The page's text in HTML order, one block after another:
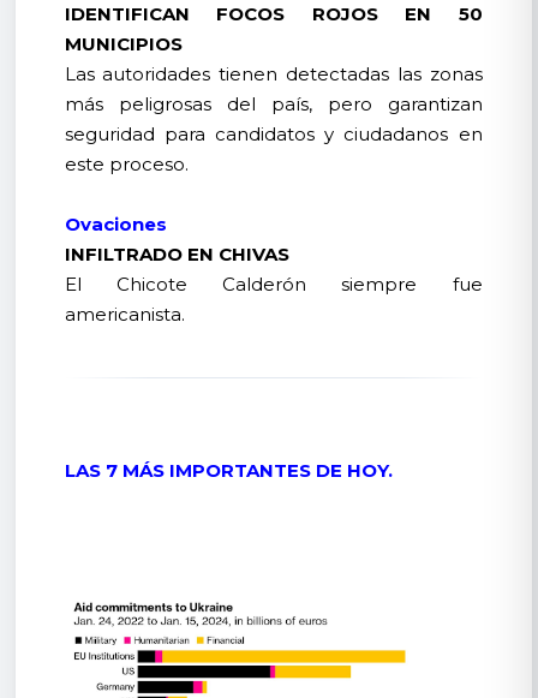
IDENTIFICAN FOCOS ROJOS EN 50
MUNICIPIOS
Las autoridades tienen detectadas las zonas
más peligrosas del país, pero garantizan
seguridad para candidatos y ciudadanos en
este proceso.
Ovaciones
INFILTRADO EN CHIVAS
El Chicote Calderón siempre fue
americanista.
LAS 7 MÁS IMPORTANTES DE HOY.